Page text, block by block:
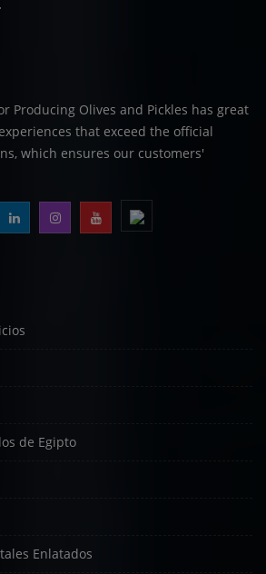
Producing Olives and Pickles has great
that exceed the official
which ensures our customers'
de Egipto
Enlatados